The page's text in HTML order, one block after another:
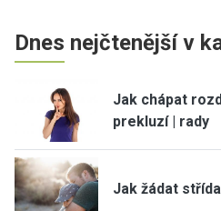
Dnes nejčtenější v
Jak chápat
prekluzí | rady
Jak žádat